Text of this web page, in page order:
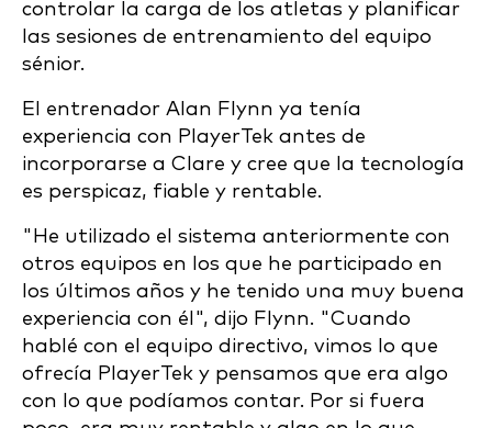
controlar la carga de los atletas y planificar
las sesiones de entrenamiento del equipo
sénior.
El entrenador Alan Flynn ya tenía
experiencia con PlayerTek antes de
incorporarse a Clare y cree que la tecnología
es perspicaz, fiable y rentable.
"He utilizado el sistema anteriormente con
otros equipos en los que he participado en
los últimos años y he tenido una muy buena
experiencia con él", dijo Flynn. "Cuando
hablé con el equipo directivo, vimos lo que
ofrecía PlayerTek y pensamos que era algo
con lo que podíamos contar. Por si fuera